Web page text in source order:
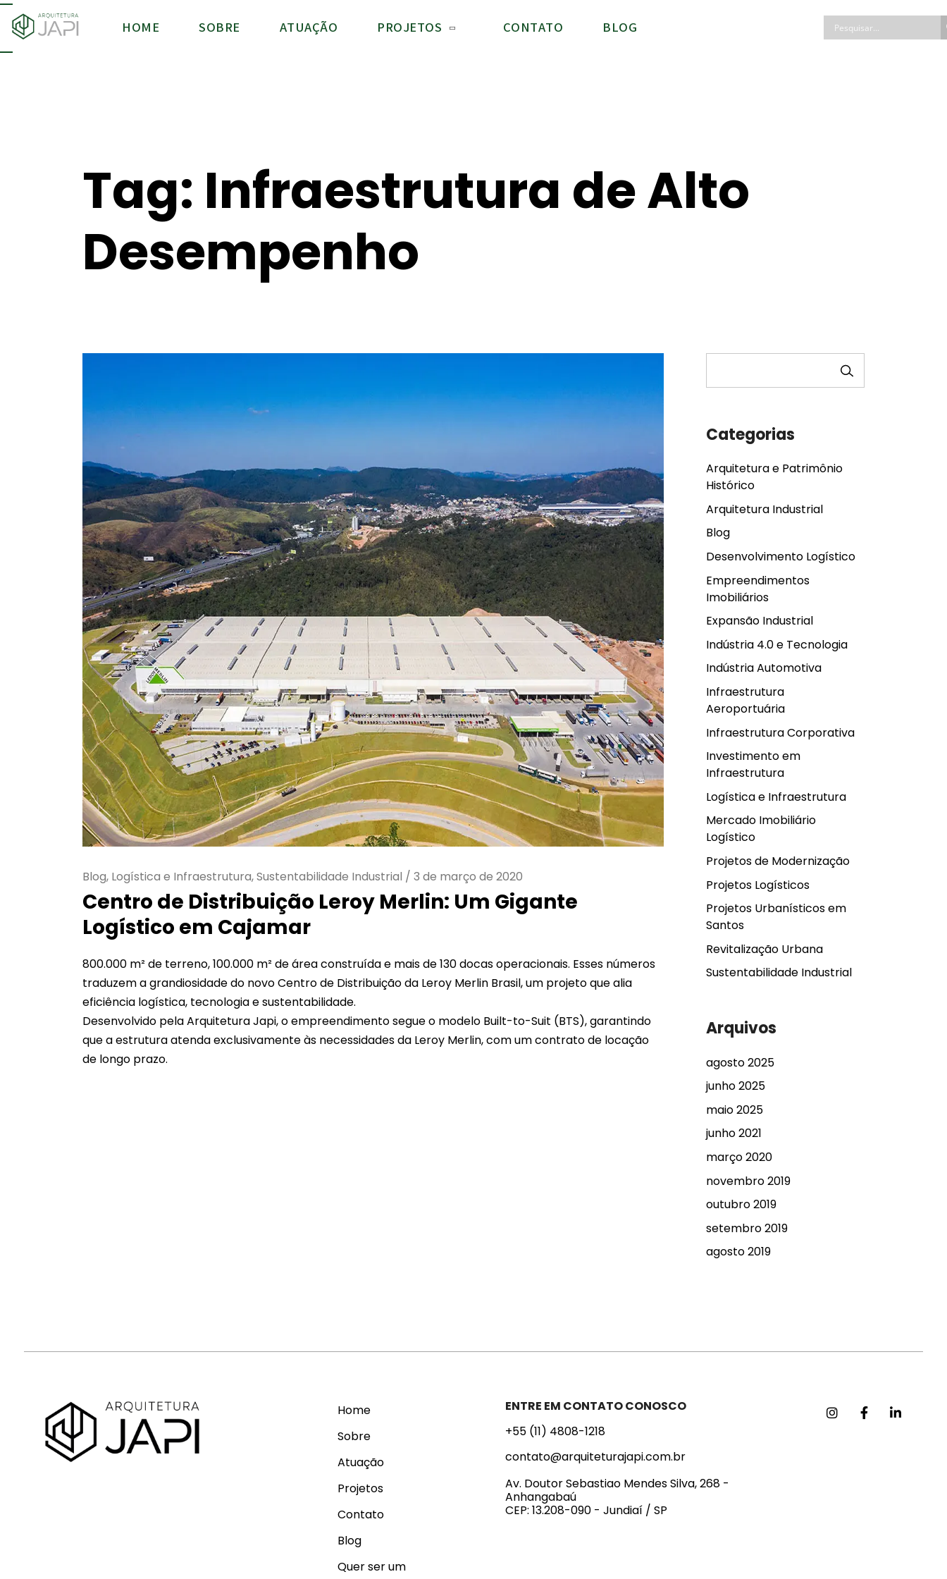
HOME SOBRE ATUAÇÃO PROJETOS CONTATO BLOG
Tag: Infraestrutura de Alto
Desempenho
Blog, Logística e Infraestrutura, Sustentabilidade Industrial / 3 de março de 2020
Centro de Distribuição Leroy Merlin: Um Gigante
Logístico em Cajamar
800.000 m² de terreno, 100.000 m² de área construída e mais de 130 docas operacionais. Esses números
traduzem a grandiosidade do novo Centro de Distribuição da Leroy Merlin Brasil, um projeto que alia
eficiência logística, tecnologia e sustentabilidade.
Desenvolvido pela Arquitetura Japi, o empreendimento segue o modelo Built-to-Suit (BTS), garantindo
que a estrutura atenda exclusivamente às necessidades da Leroy Merlin, com um contrato de locação
de longo prazo.
Categorias
Arquitetura e Patrimônio
Histórico
Arquitetura Industrial
Blog
Desenvolvimento Logístico
Empreendimentos
Imobiliários
Expansão Industrial
Indústria 4.0 e Tecnologia
Indústria Automotiva
Infraestrutura
Aeroportuária
Infraestrutura Corporativa
Investimento em
Infraestrutura
Logística e Infraestrutura
Mercado Imobiliário
Logístico
Projetos de Modernização
Projetos Logísticos
Projetos Urbanísticos em
Santos
Revitalização Urbana
Sustentabilidade Industrial
Arquivos
agosto 2025
junho 2025
maio 2025
junho 2021
março 2020
novembro 2019
outubro 2019
setembro 2019
agosto 2019
Home
Sobre
Atuação
Projetos
Contato
Blog
Quer ser um
ENTRE EM CONTATO CONOSCO
+55 (11) 4808-1218
contato@arquiteturajapi.com.br
Av. Doutor Sebastiao Mendes Silva, 268 -
Anhangabaú
CEP: 13.208-090 - Jundiaí / SP